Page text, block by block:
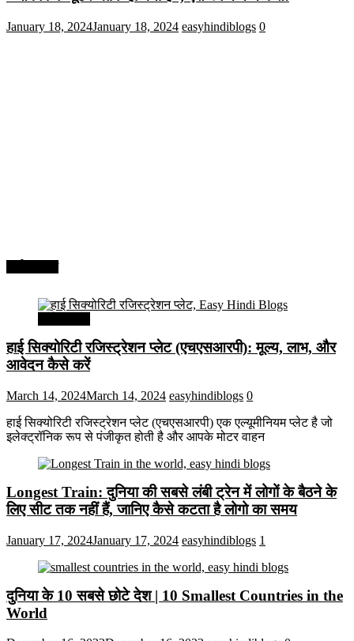
January 18, 2024January 18, 2024 easyhindiblogs 0
हाई सिक्योरिटी रजिस्ट्रेशन प्लेट (एचएसआरपी): मूल्य, लाभ, और
आवेदन कैसे करें
March 14, 2024March 14, 2024 easyhindiblogs 0
हाई सिक्योरिटी रजिस्ट्रेशन प्लेट (एचएसआरपी) एक एल्यूमीनियम प्लेट है जो
इलेक्ट्रॉनिक रूप से पंजीकृत होती है और आपके मोटर वाहन
Longest Train: दुनिया की सबसे लंबी ट्रेन में लोगों के बैठने के
लिए सीट तक ​​नहीं हैं, जानिए कैसे कटता है लोगो का समय
January 17, 2024January 17, 2024 easyhindiblogs 1
दुनिया के 10 सबसे छोटे देश | 10 Smallest Countries in the
World